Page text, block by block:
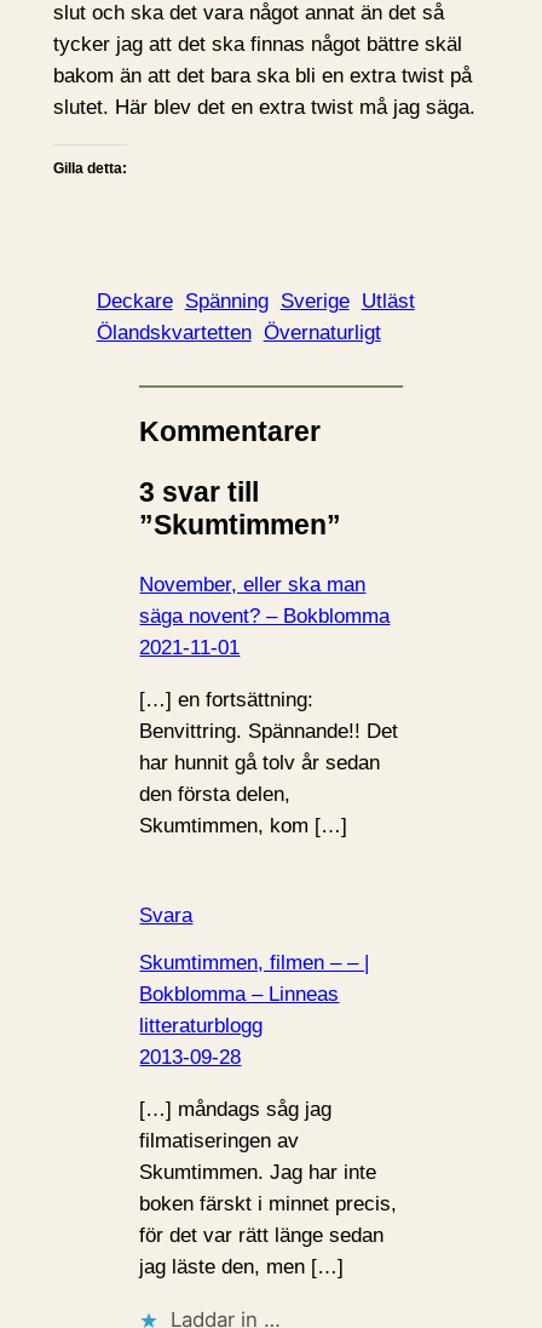
slut och ska det vara något annat än det så
tycker jag att det ska finnas något bättre skäl
bakom än att det bara ska bli en extra twist på
slutet. Här blev det en extra twist må jag säga.
Gilla detta:
Deckare Spänning Sverige Utläst
Ölandskvartetten Övernaturligt
Kommentarer
3 svar till
”Skumtimmen”
November, eller ska man
säga novent? – Bokblomma
2021-11-01
[…] en fortsättning:
Benvittring. Spännande!! Det
har hunnit gå tolv år sedan
den första delen,
Skumtimmen, kom […]
Svara
Skumtimmen, filmen – – |
Bokblomma – Linneas
litteraturblogg
2013-09-28
[…] måndags såg jag
filmatiseringen av
Skumtimmen. Jag har inte
boken färskt i minnet precis,
för det var rätt länge sedan
jag läste den, men […]
Laddar in …